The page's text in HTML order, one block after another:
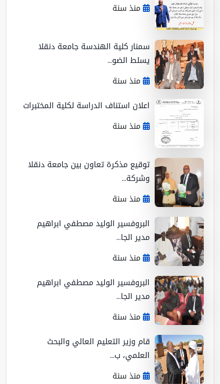
منذ سنة
سمنار كلية الهندسة جامعة دنقلا
يسلط الضو...
منذ سنة
اعلان استناف الدراسة لكلية المختبرات
منذ سنة
توقيع مذكرة تعاون بين جامعة دنقلا
وشركة...
منذ سنة
البروفسير الوليد مصطفي ابراهيم
مدير الجا...
منذ سنة
البروفسير الوليد مصطفي ابراهيم
مدير الجا...
منذ سنة
قام وزير التعليم العالي والبحث
العلمي، ب...
منذ سنة